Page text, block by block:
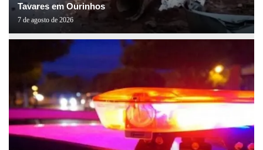
Tavares em Ourinhos
7 de agosto de 2026